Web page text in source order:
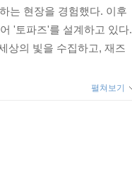
는 현장을 경험했다. 이후
'토파즈'를 설계하고 있다.
상의 빛을 수집하고, 재즈
펼쳐보기